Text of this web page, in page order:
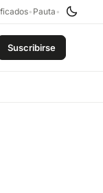
• Pauta •
Suscribirse